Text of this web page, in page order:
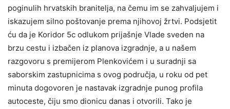
poginulih hrvatskih branitelja, na čemu im se zahvaljujem i
iskazujem silno poštovanje prema njihovoj žrtvi. Podsjetit
ću da je Koridor 5c odlukom prijašnje Vlade sveden na
brzu cestu i izbačen iz planova izgradnje, a u našem
razgovoru s premijerom Plenkovićem i u suradnji sa
saborskim zastupnicima s ovog područja, u roku od pet
minuta dogovoren je nastavak izgradnje punog profila
autoceste, čiju smo dionicu danas i otvorili. Tako je